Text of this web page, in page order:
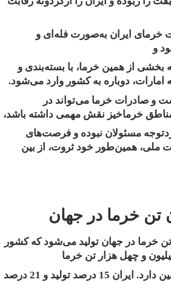
خرمای ایران به‌صورت فله‌ای و
و
از همین خرما، با بسته‌بندی و
امارات، دوباره به کشور وارد می‌شود.
و صادرات خرما می‌تواند در
خرماخیز نقش مهمی داشته باشد،
مسئولان نبوده و فرصت‌های
ملی، همین‌طور خود ثروت، از بین
7 میلیون تن خرما در جهان تولید می‌شود که کشور
و چهل هزار تن خرما
جایگاه ویژه‌ای در این ‌بین دارد. ایران 15 درصد تولید و 21 درصد